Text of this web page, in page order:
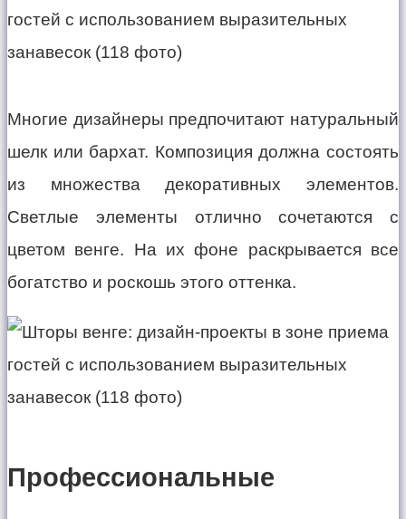
Многие дизайнеры предпочитают натуральный
шелк или бархат. Композиция должна состоять
из множества декоративных элементов.
Светлые элементы отлично сочетаются с
цветом венге. На их фоне раскрывается все
богатство и роскошь этого оттенка.
Профессиональные